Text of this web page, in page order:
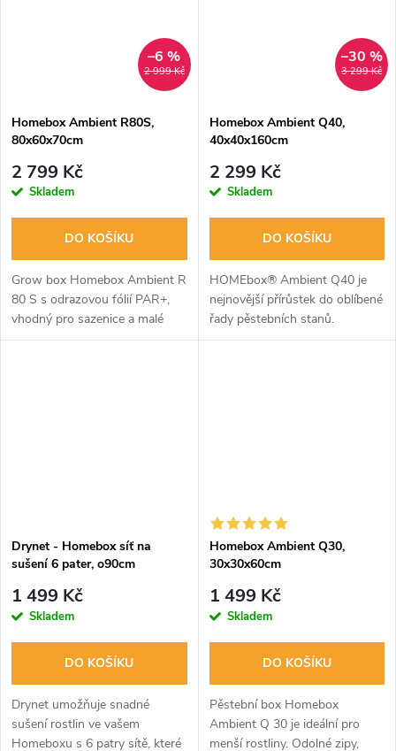
2 999 Kč
–6 %
Homebox Ambient R80S,
80x60x70cm
2 799 Kč
Skladem
DO KOŠÍKU
Grow box Homebox Ambient R
80 S s odrazovou fólií PAR+,
vhodný pro sazenice a malé
rostliny. Odolné zipy,
3 299 Kč
–30 %
Homebox Ambient Q40,
40x40x160cm
2 299 Kč
Skladem
DO KOŠÍKU
HOMEbox® Ambient Q40 je
nejnovější přírůstek do oblíbené
řady pěstebních stanů.
Drynet - Homebox síť na
sušení 6 pater, o90cm
1 499 Kč
Skladem
DO KOŠÍKU
Drynet umožňuje snadné
sušení rostlin ve vašem
Homeboxu s 6 patry sítě, které
Homebox Ambient Q30,
30x30x60cm
1 499 Kč
Skladem
DO KOŠÍKU
Pěstební box Homebox
Ambient Q 30 je ideální pro
menší rostliny. Odolné zipy,